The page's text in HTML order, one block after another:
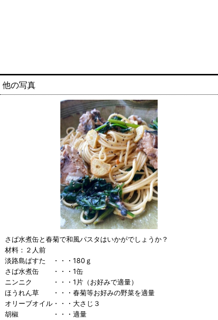
他の写真
さば水煮缶と春菊で和風パスタはいかがでしょうか？
材料：２人前
淡路島ぱすた ・・・180ｇ
さば水煮缶 ・・・1缶
ニンニク ・・・1片（お好みで適量）
ほうれん草 ・・・春菊等お好みの野菜を適量
オリーブオイル・・・大さじ３
胡椒 ・・・適量